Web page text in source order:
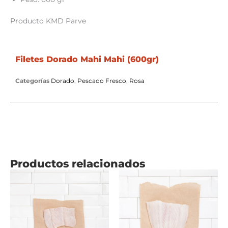
Producto KMD Parve
Productos relacionados
Price
range:
$110
through
$138
producto
múltiples
variantes.
Price
range:
through
Este
producto
tiene
múltiples
variantes.
Filetes Dorado Mahi Mahi (600gr)
Categorías Dorado, Pescado Fresco, Rosa